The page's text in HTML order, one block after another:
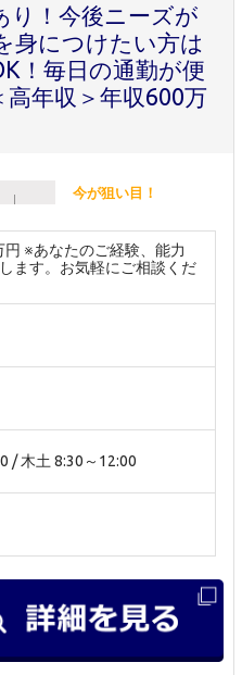
り！今後ニーズが
身につけたい方は
！毎日の通勤が便
年収＞年収600万
今が狙い目！
※あなたのご経験、能力
ます。お気軽にご相談くだ
/ 木土 8:30～12:00